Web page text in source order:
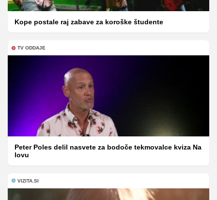
Kope postale raj zabave za koroške študente
TV ODDAJE
Peter Poles delil nasvete za bodoče tekmovalce kviza Na
lovu
VIZITA.SI